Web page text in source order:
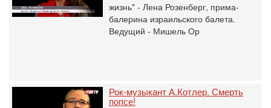
жизнь" - Лена Розенберг, прима-
балерина израильского балета.
Ведущий - Мишель Ор
Рок-музыкант А.Котлер. Смерть
попсе!